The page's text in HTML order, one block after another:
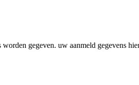
gegeven. uw aanmeld gegevens